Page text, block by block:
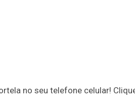
no seu telefone celular!